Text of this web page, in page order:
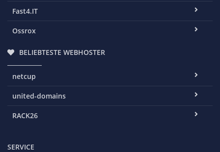
Fast4.IT
Ossrox
BELIEBTESTE WEBHOSTER
netcup
united-domains
RACK26
SERVICE